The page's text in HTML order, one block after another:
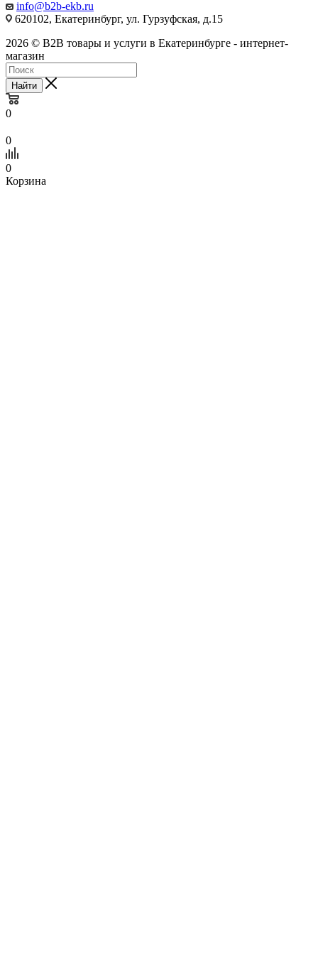
info@b2b-ekb.ru
620102, Екатеринбург, ул. Гурзуфская, д.15
2026 © B2B товары и услуги в Екатеринбурге - интернет-
магазин
Найти
0
0
0
Корзина